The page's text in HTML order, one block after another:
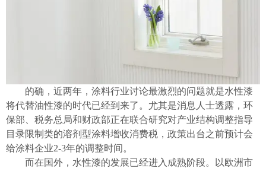
的确，近两年，涂料行业讨论最激烈的问题就是水性漆
将代替油性漆的时代已经到来了。尤其是消息人士透露，环
保部、税务总局和财政部正在联合研究对产业结构调整指导
目录限制类的溶剂型涂料增收消费税，政策出台之前预计会
给涂料企业2-3年的调整时间。
而在国外，水性漆的发展已经进入成熟阶段。以欧洲市